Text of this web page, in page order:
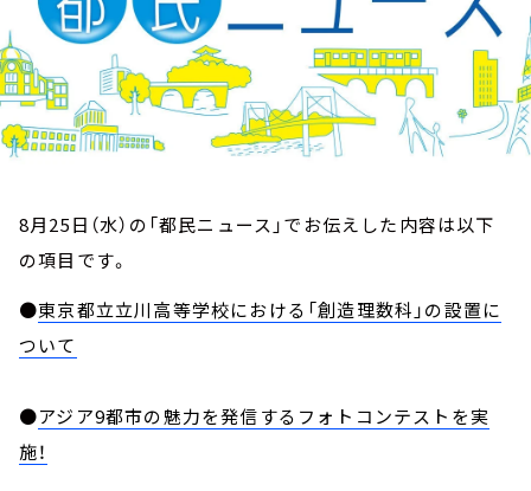
8月25日（水）の「都民ニュース」でお伝えした内容は以下
の項目です。
●東京都立立川高等学校における「創造理数科」の設置に
ついて
●アジア9都市の魅力を発信するフォトコンテストを実
施！